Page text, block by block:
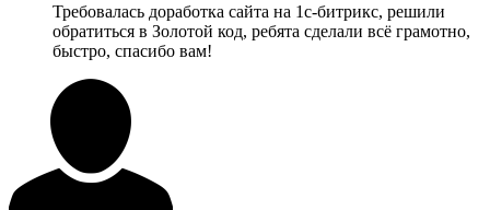
Требовалась доработка сайта на 1с-битрикс, решили
обратиться в Золотой код, ребята сделали всё грамотно,
быстро, спасибо вам!